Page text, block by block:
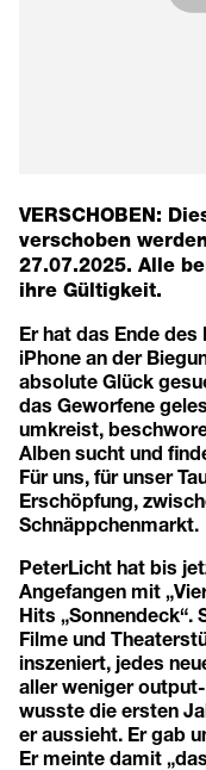
VERSCHOBEN:
verschoben
27.07.2025. Alle
ihre Gültigkeit.
Er hat das Ende
iPhone an der
absolute Glück
das Geworfene
umkreist,
Alben sucht und
Für uns, für unser
Erschöpfung,
Schnäppchenmarkt.
PeterLicht hat bis
Angefangen mit
Hits „Sonnendeck“.
Filme und
inszeniert, jedes
aller weniger
wusste die ersten
er aussieht. Er gab
Er meinte damit